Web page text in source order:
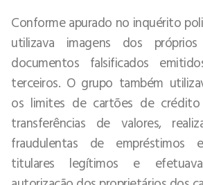
Conforme apurado no inquérito
utilizava imagens dos
documentos falsificados
terceiros. O grupo também
os limites de cartões de crédito
transferências de valores,
fraudulentas de empréstimos
titulares legítimos e